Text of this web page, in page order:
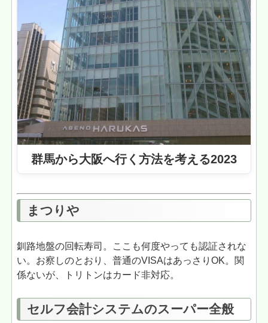
群馬から大阪へ行く方法を考える2023
まつりや
釧路地盤の回転寿司。ここも何度やっても認証されな
い。お察しのとおり、普通のVISAはあっさりOK。関
係ないが、トリトンはカード非対応。
セルフ会計システムのスーパー全般